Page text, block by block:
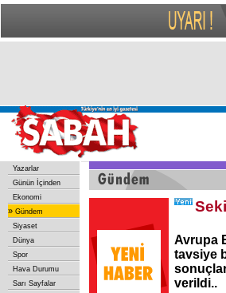
Yazarlar
Günün İçinden
Ekonomi
» Gündem
Siyaset
Dünya
Spor
Hava Durumu
Sarı Sayfalar
Avrupa
tavsiye
verildi..